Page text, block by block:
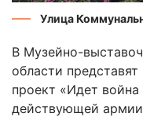
Улица
В Музейно-
области
проект «Идет
действующей